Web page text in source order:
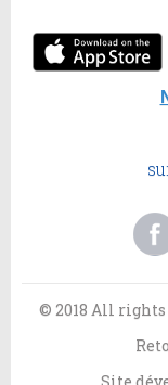
© 2018 All rights